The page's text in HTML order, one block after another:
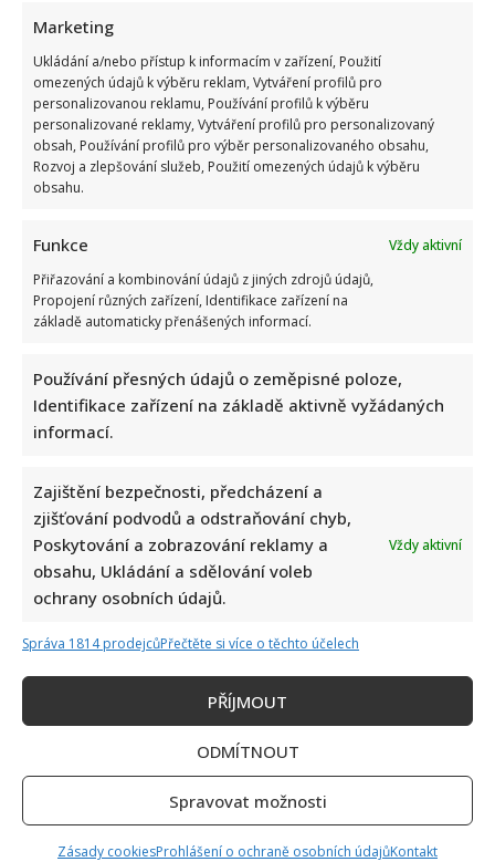
Marketing
Ukládání a/nebo přístup k informacím v zařízení, Použití
omezených údajů k výběru reklam, Vytváření profilů pro
personalizovanou reklamu, Používání profilů k výběru
personalizované reklamy, Vytváření profilů pro personalizovaný
obsah, Používání profilů pro výběr personalizovaného obsahu,
Rozvoj a zlepšování služeb, Použití omezených údajů k výběru
obsahu.
Funkce
Vždy aktivní
Přiřazování a kombinování údajů z jiných zdrojů údajů,
Propojení různých zařízení, Identifikace zařízení na
základě automaticky přenášených informací.
Používání přesných údajů o zeměpisné poloze,
Identifikace zařízení na základě aktivně vyžádaných
informací.
Zajištění bezpečnosti, předcházení a
zjišťování podvodů a odstraňování chyb,
Poskytování a zobrazování reklamy a
obsahu, Ukládání a sdělování voleb
ochrany osobních údajů.
Vždy aktivní
Správa 1814 prodejcůPřečtěte si více o těchto účelech
PŘÍJMOUT
ODMÍTNOUT
Spravovat možnosti
Zásady cookiesProhlášení o ochraně osobních údajůKontakt